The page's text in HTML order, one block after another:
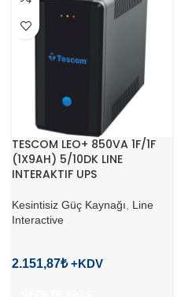
TESCOM LEO+ 850VA 1F/1F
(1X9AH) 5/10DK LINE
INTERAKTIF UPS
Kesintisiz Güç Kaynağı
Line
Interactive
2.151,87₺